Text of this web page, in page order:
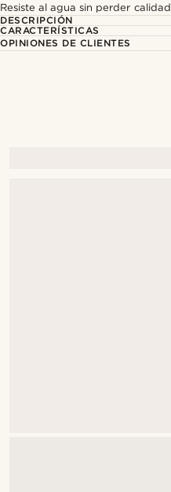
Resiste al agua sin perder calidad
DESCRIPCIÓN
CARACTERÍSTICAS
OPINIONES DE CLIENTES